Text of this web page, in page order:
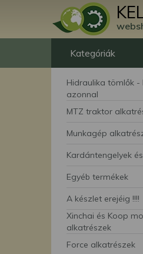
Kategóriák
Hidraulika tömlők -
azonnal
MTZ traktor
Munkagép
Kardántengelyek
Egyéb termékek
A készlet erejéig !!!!
Xinchai és Koop
alkatrészek
Force alkatrészek